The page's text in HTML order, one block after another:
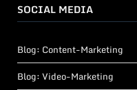
SOCIAL MEDIA
Blog: Content-Marketing
Blog: Video-Marketing